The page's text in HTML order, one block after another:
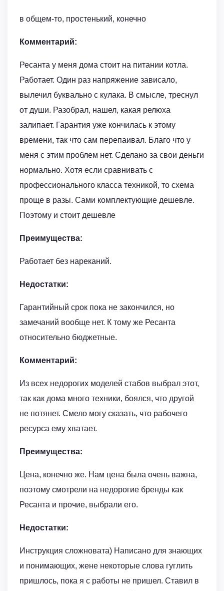
в общем-то, простенький, конечно
Комментарий:
Ресанта у меня дома стоит на питании котла.
Работает. Один раз напряжение зависало,
вылечил буквально с кулака. В смысле, треснул
от души. Разобрал, нашел, какая релюха
залипает. Гарантия уже кончилась к этому
времени, так что сам перепаивал. Благо что у
меня с этим проблем нет. Сделано за свои деньги
нормально. Хотя если сравнивать с
профессионального класса техникой, то схема
проще в разы. Сами комплектующие дешевле.
Поэтому и стоит дешевле
Преимущества:
Работает без нареканий.
Недостатки:
Гарантийный срок пока не закончился, но
замечаний вообще нет. К тому же Ресанта
относительно бюджетные.
Комментарий:
Из всех недорогих моделей стабов выбрал этот,
так как дома много техники, боялся, что другой
не потянет. Смело могу сказать, что рабочего
ресурса ему хватает.
Преимущества:
Цена, конечно же. Нам цена была очень важна,
поэтому смотрели на недорогие бренды как
Ресанта и прочие, выбрали его.
Недостатки:
Инструкция сложновата) Написано для знающих
и понимающих, жене некоторые слова гуглить
пришлось, пока я с работы не пришел. Ставил в